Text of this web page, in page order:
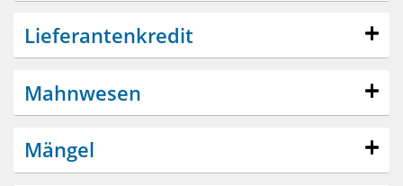
Lieferantenkredit
Mahnwesen
Mängel